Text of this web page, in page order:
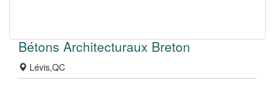
Bétons Architecturaux Breton
Lévis,QC